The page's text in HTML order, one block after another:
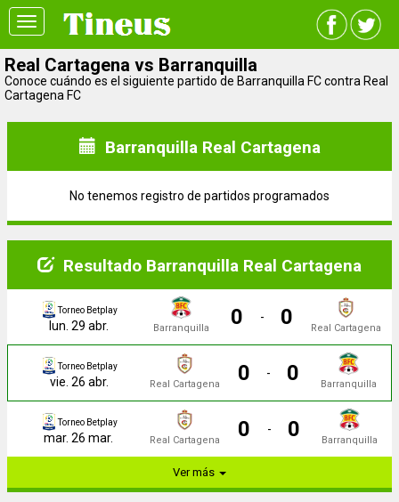
Toggle
navigation
Real Cartagena vs Barranquilla
Conoce cuándo es el siguiente partido de Barranquilla FC contra Real
Cartagena FC
Barranquilla Real Cartagena
No tenemos registro de partidos programados
Resultado Barranquilla Real Cartagena
Torneo Betplay
lun. 29 abr. Barranquilla 0 - 0 Real Cartagena
Torneo Betplay
vie. 26 abr. Real Cartagena 0 - 0 Barranquilla
Torneo Betplay
mar. 26 mar. Real Cartagena 0 - 0 Barranquilla
Ver más